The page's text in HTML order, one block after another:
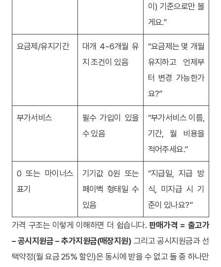
이) 기준으로만 볼
게요.”
요금제/유지기간
대개 4~6개월 유
지 조건이 있음
“요금제는 몇 개월
유지하고 언제부
터 변경 가능한가
요?”
부가서비스
필수 가입이 있을
수 있음
“부가서비스 이름,
기간, 월 비용을
적어주세요.”
0 또는 마이너스
표기
기기값 0원 또는
페이백 형태일 수
있음
“지급일, 지급 방
식, 미지급 시 기
준이 있나요?”
가격 구조는 이렇게 이해하면 더 쉽습니다. 판매가격 = 출고가
– 공시지원금 – 추가지원금(매장지원) 그리고 공시지원금과 선
택약정(월 요금 25% 할인)은 동시에 받을 수 없고 둘 중 하나만